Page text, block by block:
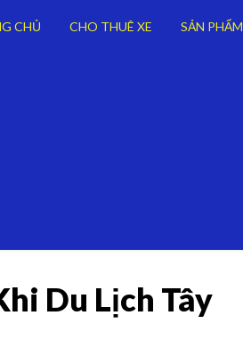
CHỦ CHO THUÊ XE SẢN PHẨM
Du Lịch Tây